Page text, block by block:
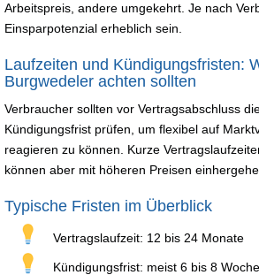
Arbeitspreis, andere umgekehrt. Je nach
Einsparpotenzial erheblich sein.
Laufzeiten und Kündigungsfristen:
Burgwedeler achten sollten
Verbraucher sollten vor Vertragsabschluss
Kündigungsfrist prüfen, um flexibel auf
reagieren zu können. Kurze
können aber mit höheren Preisen
Typische Fristen im Überblick
Vertragslaufzeit: 12 bis 24 Monate
Kündigungsfrist: meist 6 bis 8